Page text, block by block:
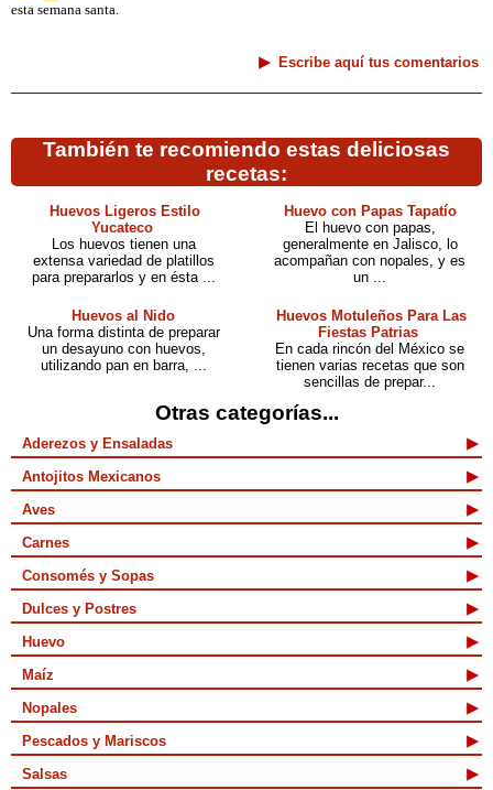
esta semana santa.
Escribe aquí tus comentarios
También te recomiendo estas deliciosas
recetas:
Huevos Ligeros Estilo
Yucateco
Los huevos tienen una
extensa variedad de platillos
para prepararlos y en ésta ...
Huevo con Papas Tapatío
El huevo con papas,
generalmente en Jalisco, lo
acompañan con nopales, y es
un ...
Huevos al Nido
Una forma distinta de preparar
un desayuno con huevos,
utilizando pan en barra, ...
Huevos Motuleños Para Las
Fiestas Patrias
En cada rincón del México se
tienen varias recetas que son
sencillas de prepar...
Otras categorías...
Aderezos y Ensaladas
Antojitos Mexicanos
Aves
Carnes
Consomés y Sopas
Dulces y Postres
Huevo
Maíz
Nopales
Pescados y Mariscos
Salsas